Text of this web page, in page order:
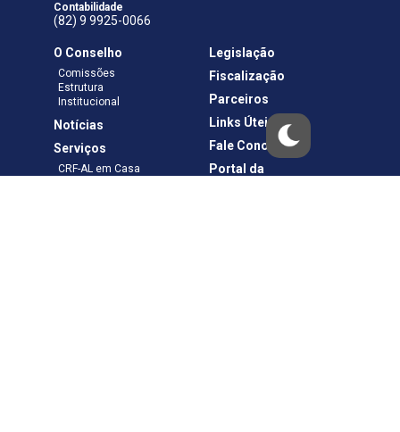
Contabilidade
(82) 9 9925-0066
O Conselho
Comissões
Estrutura
Institucional
Notícias
Serviços
CRF-AL em Casa
Legislação
Fiscalização
Parceiros
Links Úteis
Fale Conosco
Portal da